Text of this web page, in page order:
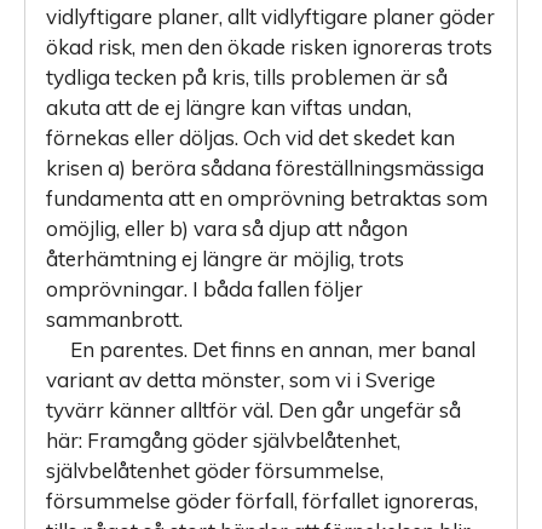
vidlyftigare planer, allt vidlyftigare planer göder
ökad risk, men den ökade risken ignoreras trots
tydliga tecken på kris, tills problemen är så
akuta att de ej längre kan viftas undan,
förnekas eller döljas. Och vid det skedet kan
krisen a) beröra sådana föreställningsmässiga
fundamenta att en omprövning betraktas som
omöjlig, eller b) vara så djup att någon
återhämtning ej längre är möjlig, trots
omprövningar. I båda fallen följer
sammanbrott.
En parentes. Det finns en annan, mer banal
variant av detta mönster, som vi i Sverige
tyvärr känner alltför väl. Den går ungefär så
här: Framgång göder självbelåtenhet,
självbelåtenhet göder försummelse,
försummelse göder förfall, förfallet ignoreras,